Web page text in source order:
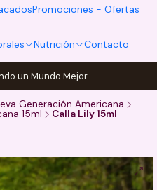
Promociones - Ofertas
Nutrición Contacto
un Mundo Mejor
Generación Americana
15ml
Calla Lily 15ml